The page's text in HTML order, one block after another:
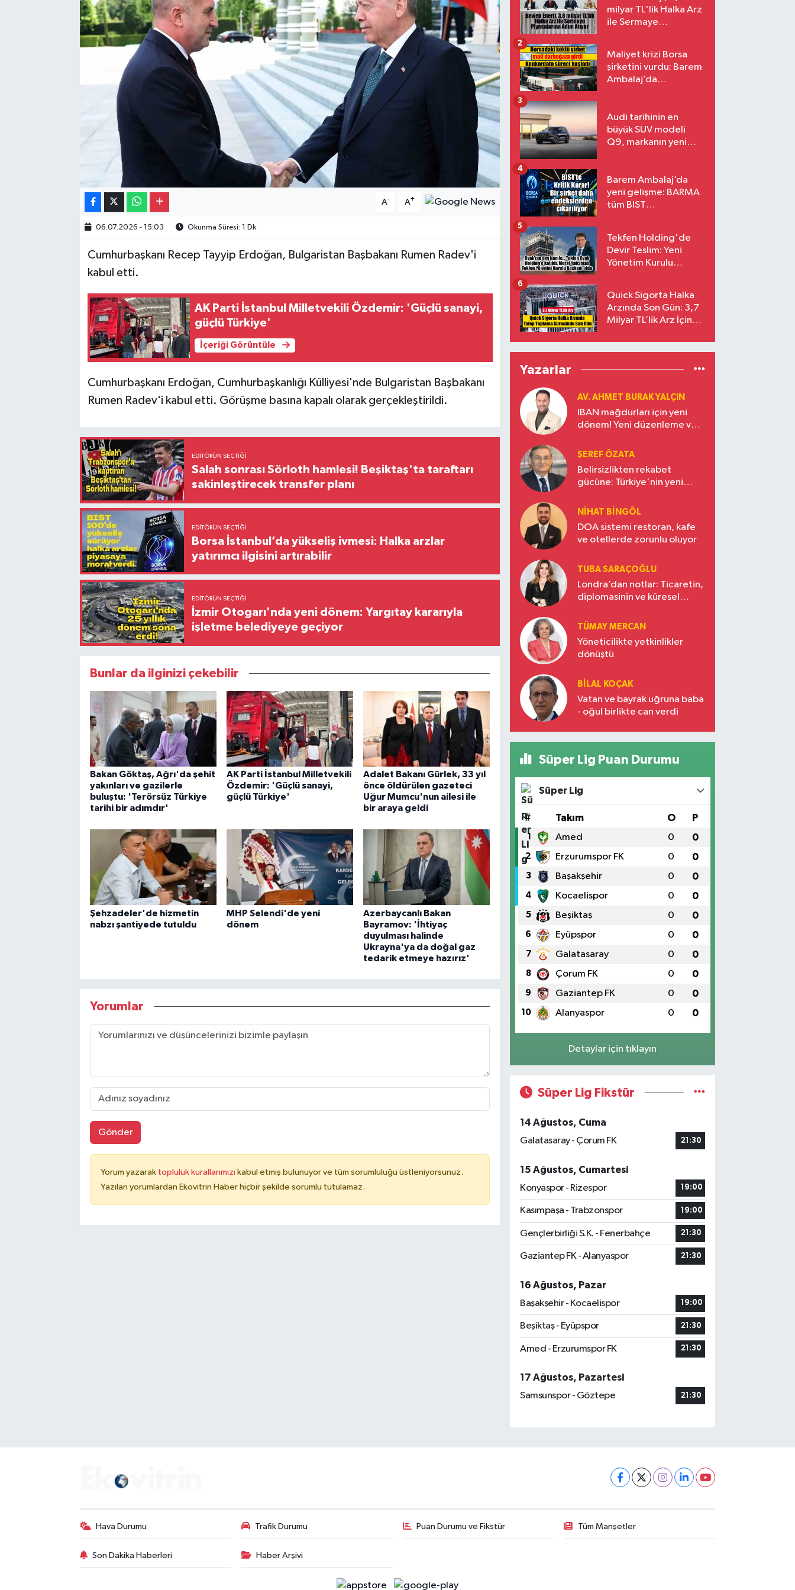
A- A+
06.07.2026 - 15:03 Okunma Süresi: 1 Dk
Cumhurbaşkanı Recep Tayyip Erdoğan, Bulgaristan Başbakanı Rumen Radev'i
kabul etti.
AK Parti İstanbul Milletvekili Özdemir: 'Güçlü sanayi,
güçlü Türkiye'
İçeriği Görüntüle
Cumhurbaşkanı Erdoğan, Cumhurbaşkanlığı Külliyesi'nde Bulgaristan Başbakanı
Rumen Radev'i kabul etti. Görüşme basına kapalı olarak gerçekleştirildi.
EDITÖRÜN SEÇTIĞI
Salah sonrası Sörloth hamlesi! Beşiktaş'ta taraftarı
sakinleştirecek transfer planı
EDITÖRÜN SEÇTIĞI
Borsa İstanbul’da yükseliş ivmesi: Halka arzlar
yatırımcı ilgisini artırabilir
EDITÖRÜN SEÇTIĞI
İzmir Otogarı'nda yeni dönem: Yargıtay kararıyla
işletme belediyeye geçiyor
Bunlar da ilginizi çekebilir
Bakan Göktaş, Ağrı'da şehit
yakınları ve gazilerle
buluştu: 'Terörsüz Türkiye
tarihi bir adımdır'
AK Parti İstanbul Milletvekili
Özdemir: 'Güçlü sanayi,
güçlü Türkiye'
Adalet Bakanı Gürlek, 33 yıl
önce öldürülen gazeteci
Uğur Mumcu'nun ailesi ile
bir araya geldi
Şehzadeler'de hizmetin
nabzı şantiyede tutuldu
MHP Selendi'de yeni
dönem
Azerbaycanlı Bakan
Bayramov: 'İhtiyaç
duyulması halinde
Ukrayna'ya da doğal gaz
tedarik etmeye hazırız'
Yorumlar
Gönder
Yorum yazarak topluluk kurallarımızı kabul etmiş bulunuyor ve tüm sorumluluğu üstleniyorsunuz.
Yazılan yorumlardan Ekovitrin Haber hiçbir şekilde sorumlu tutulamaz.
milyar TL'lik Halka Arz
ile Sermaye
Maliyet krizi Borsa
şirketini vurdu: Barem
Ambalaj’da
2
Audi tarihinin en
büyük SUV modeli
Q9, markanın yeni
3
Barem Ambalaj’da
yeni gelişme: BARMA
tüm BIST
4
Tekfen Holding'de
Devir Teslim: Yeni
Yönetim Kurulu
5
Quick Sigorta Halka
Arzında Son Gün: 3,7
Milyar TL’lik Arz İçin
Eriyor
6
Yazarlar
AV. AHMET BURAK YALÇIN
IBAN mağdurları için yeni
dönem! Yeni düzenleme ve
ŞEREF ÖZATA
Belirsizlikten rekabet
gücüne: Türkiye'nin yeni
NIHAT BINGÖL
DOA sistemi restoran, kafe
ve otellerde zorunlu oluyor
TUBA SARAÇOĞLU
Londra’dan notlar: Ticaretin,
diplomasinin ve küresel
Türkiye’nin yükselen gücü
TÜMAY MERCAN
Yöneticilikte yetkinlikler
dönüştü
BILAL KOÇAK
Vatan ve bayrak uğruna baba
- oğul birlikte can verdi
Süper Lig Puan Durumu
Süper Lig
# Takım O P
1 Amed 0 0
2 Erzurumspor FK 0 0
3 Başakşehir 0 0
4 Kocaelispor 0 0
5 Beşiktaş 0 0
6 Eyüpspor 0 0
7 Galatasaray 0 0
8 Çorum FK 0 0
9 Gaziantep FK 0 0
10 Alanyaspor 0 0
Detaylar için tıklayın
Süper Lig Fikstür
14 Ağustos, Cuma
Galatasaray - Çorum FK
21:30
15 Ağustos, Cumartesi
Konyaspor - Rizespor
19:00
Kasımpaşa - Trabzonspor 19:00
Gençlerbirliği S.K. - Fenerbahçe 21:30
Gaziantep FK - Alanyaspor 21:30
16 Ağustos, Pazar
Başakşehir - Kocaelispor
19:00
Beşiktaş - Eyüpspor 21:30
Amed - Erzurumspor FK 21:30
17 Ağustos, Pazartesi
Samsunspor - Göztepe
21:30
Hava Durumu Trafik Durumu Puan Durumu ve Fikstür Tüm Manşetler
Son Dakika Haberleri Haber Arşivi
Gayrimenkul